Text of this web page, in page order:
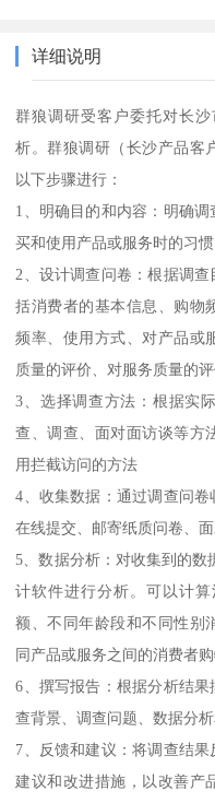
详细说明
群狼调研受客户委托对长
析。群狼调研（长沙产品客
以下步骤进行：
1、明确目的和内容：明确
买和使用产品或服务时的习
2、设计调查问卷：根据调
括消费者的基本信息、购物
频率、使用方式、对产品或
质量的评价、对服务质量的
3、选择调查方法：根据实
查、调查、面对面访谈等方
用拦截访问的方法
4、收集数据：通过调查问
在线提交、邮寄纸质问卷、面
5、数据分析：对收集到的数
计软件进行分析。可以计
额、不同年龄段和不同性别
同产品或服务之间的消费者
6、撰写报告：根据分析结
查背景、调查问题、数据分析
7、反馈和建议：将调查结
建议和改进措施，以改善产